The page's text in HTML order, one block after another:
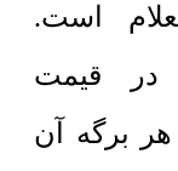
است.
در قیمت
هر برگه آن